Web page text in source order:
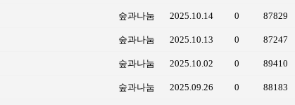
숲과나눔 2025.10.14 0 87829
숲과나눔 2025.10.13 0 87247
숲과나눔 2025.10.02 0 89410
숲과나눔 2025.09.26 0 88183